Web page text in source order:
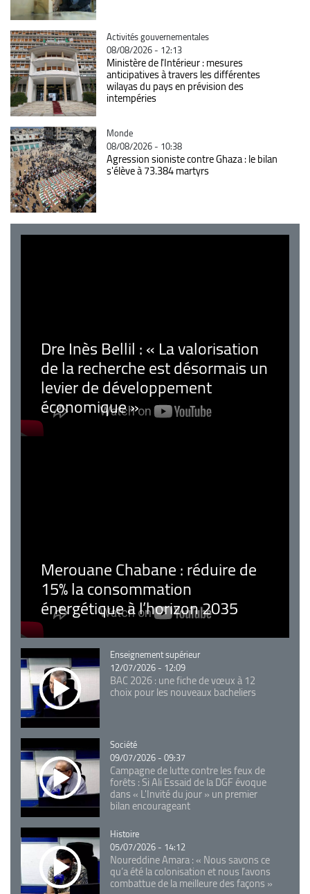
Catégorie
Activités gouvernementales
08/08/2026 - 12:13
Ministère de l'Intérieur : mesures
anticipatives à travers les différentes
wilayas du pays en prévision des
intempéries
Catégorie
Monde
08/08/2026 - 10:38
Agression sioniste contre Ghaza : le bilan
s'élève à 73.384 martyrs
Dre Inès Bellil : « La valorisation
de la recherche est désormais un
levier de développement
économique »
Merouane Chabane : réduire de
15% la consommation
énergétique à l’horizon 2035
Catégorie
Enseignement supérieur
12/07/2026 - 12:09
BAC 2026 : une fiche de vœux à 12
choix pour les nouveaux bacheliers
Catégorie
Société
09/07/2026 - 09:37
Campagne de lutte contre les feux de
forêts : Si Ali Essaid de la DGF évoque
dans « L'Invité du jour » un premier
bilan encourageant
Catégorie
Histoire
05/07/2026 - 14:12
Noureddine Amara : « Nous savons ce
qu’a été la colonisation et nous l’avons
combattue de la meilleure des façons »